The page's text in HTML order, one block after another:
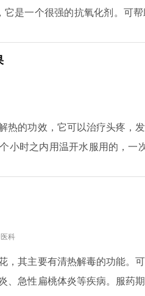
是一个很强的抗氧化剂。可
热的功效，它可以治疗头疼，
小时之内用温开水服用的，一
科
，其主要有清热解毒的功能。
、急性扁桃体炎等疾病。服药